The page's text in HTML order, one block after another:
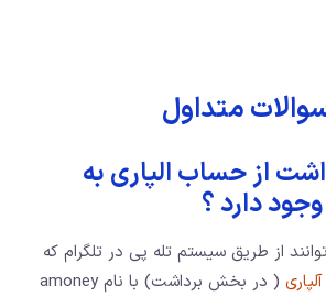
متداول
از حساب الپاری به
دارد ؟
از طریق سیستم تله پی در تلگرام که
( در بخش برداشت) با نام amoney